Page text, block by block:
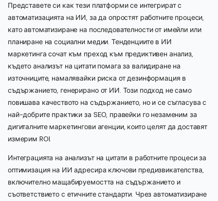
Представете си как тези платформи се интегрират с
автоматизацията на ИИ, за да опростят работните процеси,
като автоматизиране на последователности от имейли или
планиране на социални медии. Тенденциите в ИИ
маркетинга сочат към преход към предиктивен анализ,
където анализът на цитати помага за валидиране на
източниците, намалявайки риска от дезинформация в
съдържанието, генерирано от ИИ. Този подход не само
повишава качеството на съдържанието, но и се съгласува с
най-добрите практики за SEO, правейки го незаменим за
дигиталните маркетингови агенции, които целят да доставят
измерим ROI.
Интеграцията на анализът на цитати в работните процеси за
оптимизация на ИИ адресира ключови предизвикателства,
включително мащабируемостта на съдържанието и
съответствието с етичните стандарти. Чрез автоматизиране